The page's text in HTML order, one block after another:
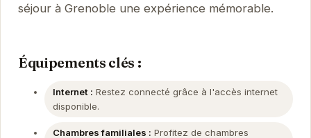
séjour à Grenoble une expérience mémorable.
Équipements clés :
Internet : Restez connecté grâce à l'accès internet
disponible.
Chambres familiales : Profitez de chambres